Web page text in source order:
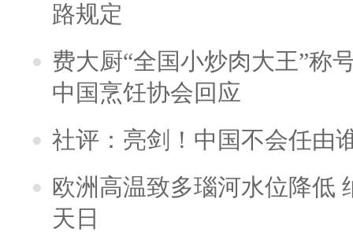
路规定
费大厨“全国小炒肉大王”称
中国烹饪协会回应
社评：亮剑！中国不会任由
欧洲高温致多瑙河水位降低
天日